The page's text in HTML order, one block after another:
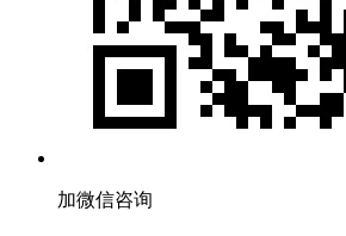
加微信咨询